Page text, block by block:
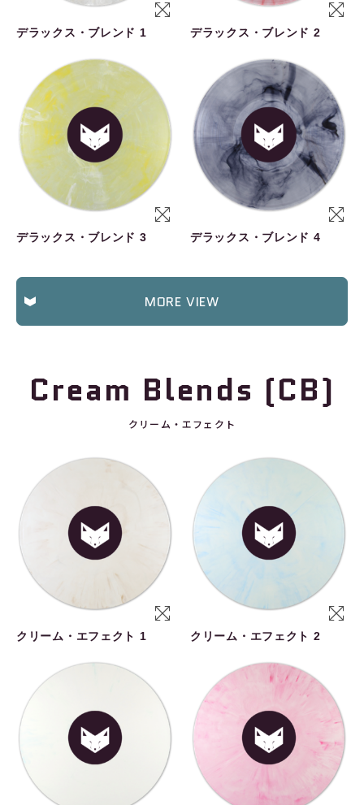
デラックス・ブレンド 1 デラックス・ブレンド 2
デラックス・ブレンド 3 デラックス・ブレンド 4
MORE VIEW
Cream Blends (CB)
クリーム・エフェクト
クリーム・エフェクト 1 クリーム・エフェクト 2